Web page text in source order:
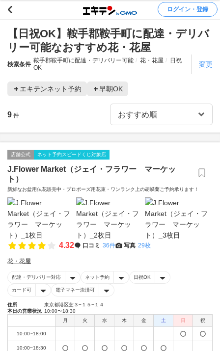
ログイン・登録
【日祝OK】鞍手郡鞍手町に配達・デリバ
リー可能なおすすめ花・花屋
検索条件
鞍手郡鞍手町に配達・デリバリー可能 花・花屋
日祝
OK
変更
エキテンネット予約 早朝OK
9 件
店舗公式 ネット予約スピードくじ対象店
J.Flower Market（ジェイ・フラワー マーケッ
ト）
新鮮なお盆用仏花販売中・プロポーズ用花束・ワンランク上の胡蝶蘭ご予約承ります！
4.32 口コミ 36件 写真 29枚
花・花屋
配達・デリバリー対応 ネット予約 日祝OK
カード可 電子マネー決済可
住所
東京都港区芝３−１５−１４
本日の営業状況 10:00〜18:30
月
火 水 木 金 土 日 祝
10:00~18:00
10:00~18:30